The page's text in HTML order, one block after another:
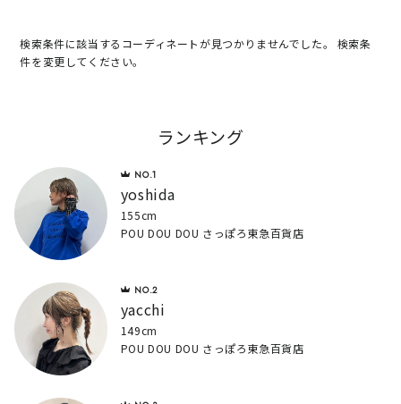
検索条件に該当するコーディネートが見つかりませんでした。 検索条
件を変更してください。
ランキング
yoshida
155cm
POU DOU DOU さっぽろ東急百貨店
yacchi
149cm
POU DOU DOU さっぽろ東急百貨店